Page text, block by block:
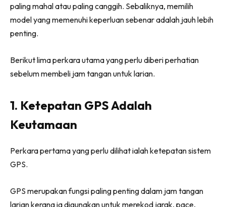
paling mahal atau paling canggih. Sebaliknya, memilih
model yang memenuhi keperluan sebenar adalah jauh lebih
penting.
Berikut lima perkara utama yang perlu diberi perhatian
sebelum membeli jam tangan untuk larian.
1. Ketepatan GPS Adalah
Keutamaan
Perkara pertama yang perlu dilihat ialah ketepatan sistem
GPS.
GPS merupakan fungsi paling penting dalam jam tangan
larian kerana ia digunakan untuk merekod jarak, pace,